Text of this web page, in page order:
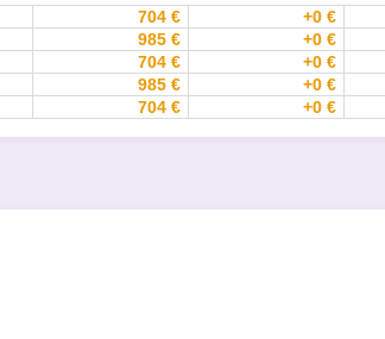
704 €
+0 €
985 €
+0 €
704 €
+0 €
985 €
+0 €
704 € +0 €